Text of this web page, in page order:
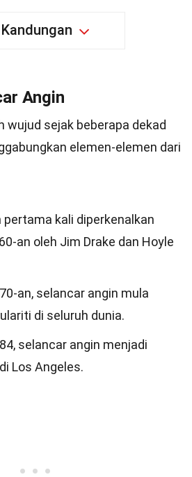
Angin
wujud sejak beberapa dekad
elemen-elemen dari
pertama kali diperkenalkan
an oleh Jim Drake dan Hoyle
an, selancar angin mula
di seluruh dunia.
selancar angin menjadi
Los Angeles.